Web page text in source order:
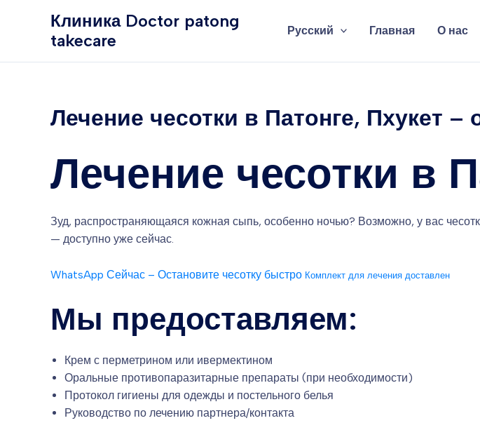
содержимому
Клиника Doctor patong
takecare
Русский Главная О нас
Лечение чесотки в Патонге, Пхукет –
Лечение чесотки в
Зуд, распространяющаяся кожная сыпь, особенно ночью? Возможно, у вас
— доступно уже сейчас.
WhatsApp Сейчас – Остановите чесотку быстро Комплект для лечения доставлен
Мы предоставляем:
Крем с перметрином или ивермектином
Оральные противопаразитарные препараты (при необходимости)
Протокол гигиены для одежды и постельного белья
Руководство по лечению партнера/контакта